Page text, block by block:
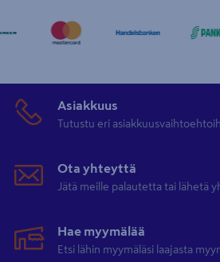
Asiakkuus
Tutustu eri
Ota yhteyttä
Jätä meille palautetta tai lähetä
Hae myymälää
Etsi lähin myymäläsi laajasta